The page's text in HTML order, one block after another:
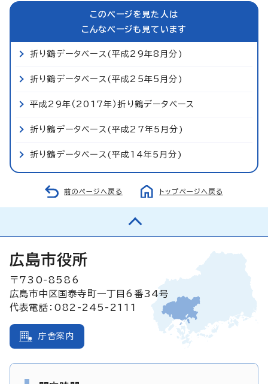
このページを見た人は
こんなページも見ています
折り鶴データベース(平成29年8月分)
折り鶴データベース(平成25年5月分)
平成29年（2017年）折り鶴データベース
折り鶴データベース(平成27年5月分)
折り鶴データベース(平成14年5月分)
前のページへ戻る トップページへ戻る
広島市役所
〒730-8586
広島市中区国泰寺町一丁目6番34号
代表電話：082-245-2111
庁舎案内